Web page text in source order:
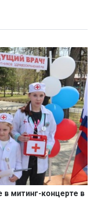
митинг-концерте в